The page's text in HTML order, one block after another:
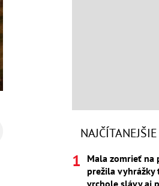
NAJČÍTANEJŠIE
Mala zomrieť na
prežila vyhrážky